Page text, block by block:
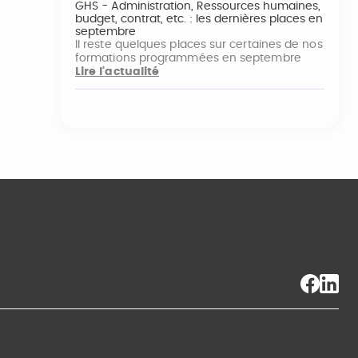
GHS - Administration, Ressources humaines,
budget, contrat, etc. : les dernières places en
septembre
Il reste quelques places sur certaines de nos
formations programmées en septembre
Lire l'actualité